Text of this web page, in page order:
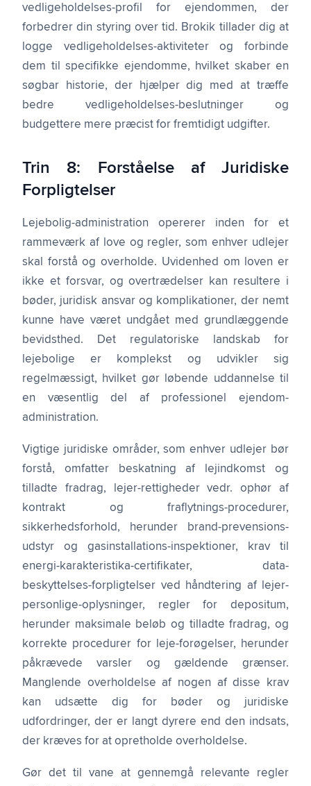
vedligeholdelses-profil for ejendommen, der
forbedrer din styring over tid. Brokik tillader dig at
logge vedligeholdelses-aktiviteter og forbinde
dem til specifikke ejendomme, hvilket skaber en
søgbar historie, der hjælper dig med at træffe
bedre vedligeholdelses-beslutninger og
budgettere mere præcist for fremtidigt udgifter.
Trin 8: Forståelse af Juridiske
Forpligtelser
Lejebolig-administration opererer inden for et
rammeværk af love og regler, som enhver udlejer
skal forstå og overholde. Uvidenhed om loven er
ikke et forsvar, og overtrædelser kan resultere i
bøder, juridisk ansvar og komplikationer, der nemt
kunne have været undgået med grundlæggende
bevidsthed. Det regulatoriske landskab for
lejebolige er komplekst og udvikler sig
regelmæssigt, hvilket gør løbende uddannelse til
en væsentlig del af professionel ejendom-
administration.
Vigtige juridiske områder, som enhver udlejer bør
forstå, omfatter beskatning af lejindkomst og
tilladte fradrag, lejer-rettigheder vedr. ophør af
kontrakt og fraflytnings-procedurer,
sikkerhedsforhold, herunder brand-prevensions-
udstyr og gasinstallations-inspektioner, krav til
energi-karakteristika-certifikater, data-
beskyttelses-forpligtelser ved håndtering af lejer-
personlige-oplysninger, regler for depositum,
herunder maksimale beløb og tilladte fradrag, og
korrekte procedurer for leje-forøgelser, herunder
påkrævede varsler og gældende grænser.
Manglende overholdelse af nogen af disse krav
kan udsætte dig for bøder og juridiske
udfordringer, der er langt dyrere end den indsats,
der kræves for at opretholde overholdelse.
Gør det til vane at gennemgå relevante regler